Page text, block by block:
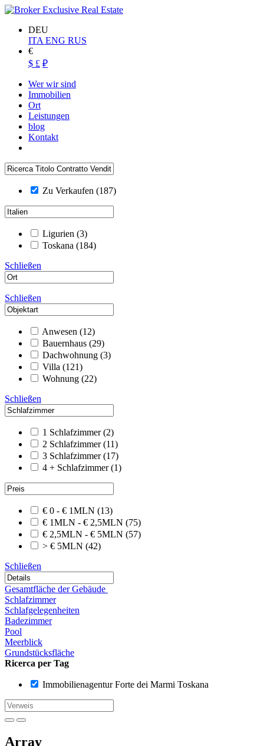
DEU
ITA ENG RUS
€
$ £ ₽
Wer wir sind
Immobilien
Ort
Leistungen
blog
Kontakt
Zu Verkaufen (187)
Ligurien (3)
Toskana (184)
Schließen
Schließen
Anwesen (12)
Bauernhaus (29)
Dachwohnung (3)
Villa (121)
Wohnung (22)
Schließen
1 Schlafzimmer (2)
2 Schlafzimmer (11)
3 Schlafzimmer (17)
4 + Schlafzimmer (1)
€ 0 - € 1MLN (13)
€ 1MLN - € 2,5MLN (75)
€ 2,5MLN - € 5MLN (57)
> € 5MLN (42)
Schließen
Gesamtfläche der Gebäude
Schlafzimmer
Schlafgelegenheiten
Badezimmer
Pool
Meerblick
Grundstücksfläche
Ricerca per Tag
Immobilienagentur Forte dei Marmi Toskana
Array